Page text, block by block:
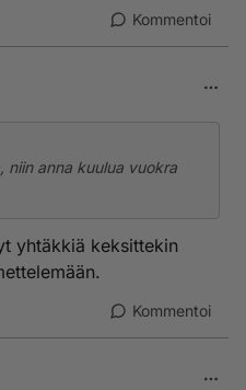
Kommentoi
niin anna kuulua vuokra
yhtäkkiä keksittekin
Kommentoi